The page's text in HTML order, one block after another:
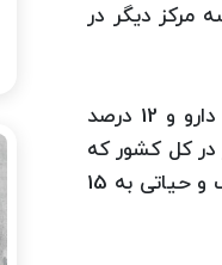
و سه مركز دیگر در
به گفته وی، در حال حاضر 88 درصد بازار توزیع دارو در اختیار شش شركت با سابقه پخش دارو و 12 درصد
داروی هلال احمر در كل كشور كه
ظرف یك سال آینده محقق خواهد شد سهم شركت پخش سهاهلال در توزیع داروهای پرمصرف و حیاتی به 15